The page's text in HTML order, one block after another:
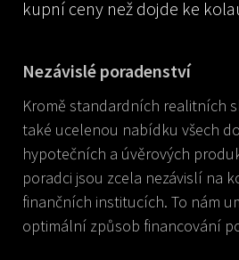
kupní ceny než dojde ke
Nezávislé poradenství
Kromě standardních realitních
také ucelenou nabídku všech
hypotečních a úvěrových
poradci jsou zcela nezávislí na
finančních institucích. To nám
optimální způsob financování